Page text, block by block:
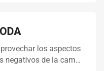
los aspectos
negativos de la cam…